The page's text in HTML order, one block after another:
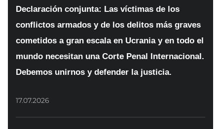
Declaración conjunta: Las víctimas de los
conflictos armados y de los delitos más graves
cometidos a gran escala en Ucrania y en todo el
mundo necesitan una Corte Penal Internacional.
Debemos unirnos y defender la justicia.
17.07.2026